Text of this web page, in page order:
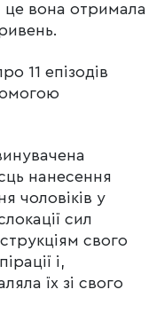
це вона отримала
11 епізодів
нанесення
чоловіків у
сил
свого
і,
їх зі свого